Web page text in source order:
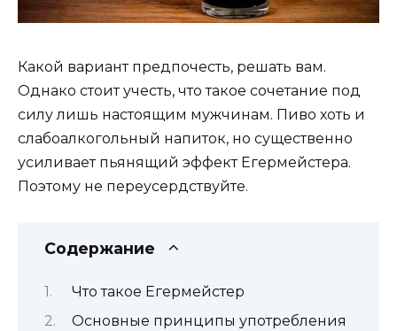
Какой вариант предпочесть, решать вам.
Однако стоит учесть, что такое сочетание под
силу лишь настоящим мужчинам. Пиво хоть и
слабоалкогольный напиток, но существенно
усиливает пьянящий эффект Егермейстера.
Поэтому не переусердствуйте.
Содержание
Что такое Егермейстер
Основные принципы употребления